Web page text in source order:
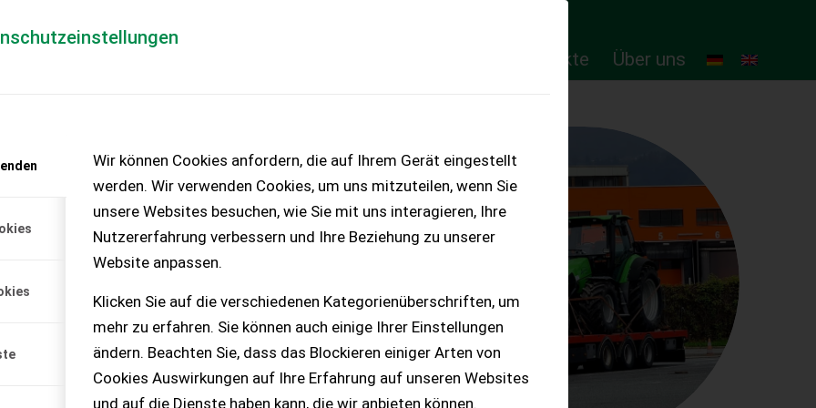
Wir können Cookies anfordern, die auf Ihrem Gerät eingestellt
werden. Wir verwenden Cookies, um uns mitzuteilen, wenn Sie
unsere Websites besuchen, wie Sie mit uns interagieren, Ihre
Nutzererfahrung verbessern und Ihre Beziehung zu unserer
Website anpassen.
Klicken Sie auf die verschiedenen Kategorienüberschriften, um
mehr zu erfahren. Sie können auch einige Ihrer Einstellungen
ändern. Beachten Sie, dass das Blockieren einiger Arten von
Cookies Auswirkungen auf Ihre Erfahrung auf unseren Websites
und auf die Dienste haben kann, die wir anbieten können.
Online-Produkte Über uns
– KEINE
75 PS.